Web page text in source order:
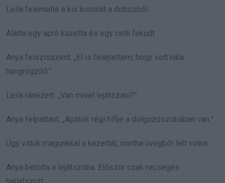
Leila felemelte a kis koronát a dobozból.
Alatta egy apró kazetta és egy cetli feküdt.
Anya felszisszent. „El is felejtettem, hogy volt nála
hangrögzítő.”
Leila ránézett. „Van mivel lejátszani?”
Anya felpattant. „Apátok régi hifije a dolgozószobában van.”
Úgy vittük magunkkal a kazettát, mintha üvegből lett volna.
Anya betolta a lejátszóba. Először csak recsegés